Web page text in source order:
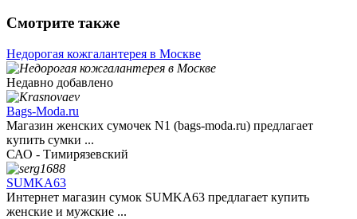
Смотрите также
Недорогая кожгалантерея в Москве
Недавно добавлено
Bags-Moda.ru
Магазин женских сумочек N1 (bags-moda.ru) предлагает
купить сумки ...
САО - Тимирязевский
SUMKA63
Интернет магазин сумок SUMKA63 предлагает купить
женские и мужские ...